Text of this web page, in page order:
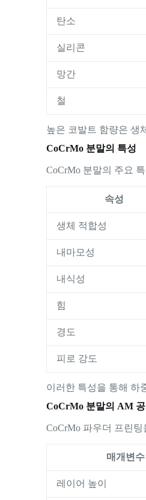
탄소
실리콘
망간
철
높은 코발트 함량은 생
CoCrMo 분말의 특성
CoCrMo 분말의 주요
속성
생체 적합성
내마모성
내식성
힘
경도
피로 강도
이러한 특성을 통해 하
CoCrMo 분말의 AM
CoCrMo 파우더 프린
매개변수
레이어 높이